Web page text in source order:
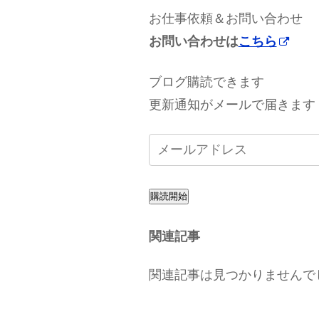
お仕事依頼＆お問い合わせ
お問い合わせはこちら
ブログ購読できます
更新通知がメールで届きます
購読開始
関連記事
関連記事は見つかりませんで